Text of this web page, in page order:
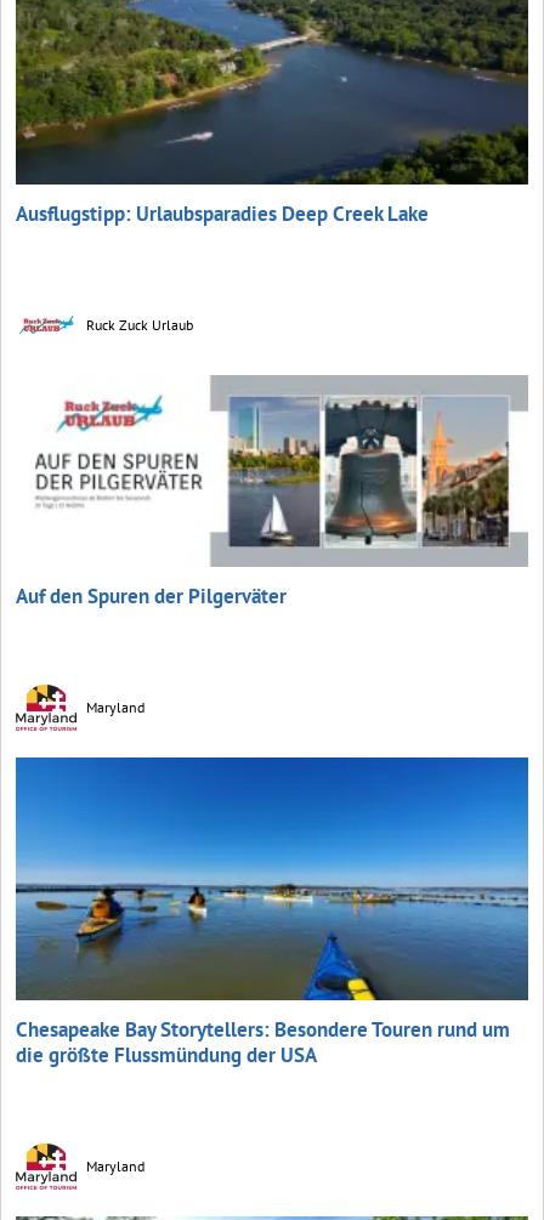
Ausflugstipp: Urlaubsparadies Deep Creek Lake
Ruck Zuck Urlaub
Auf den Spuren der Pilgerväter
Maryland
Chesapeake Bay Storytellers: Besondere Touren rund um
die größte Flussmündung der USA
Maryland